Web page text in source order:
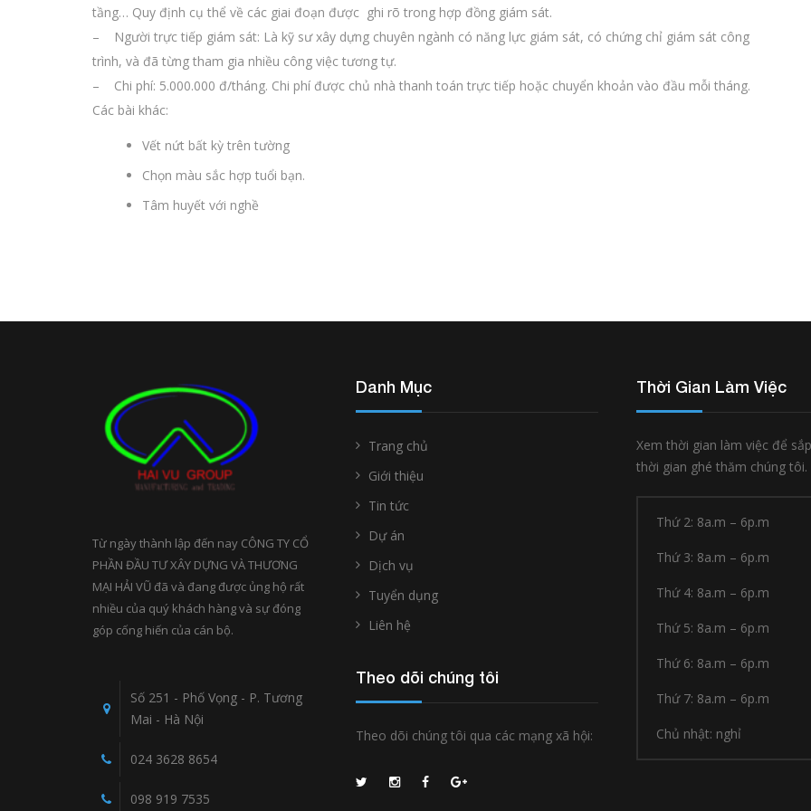
tầng… Quy định cụ thể về các giai đoạn được ghi rõ trong hợp đồng giám sát.
– Người trực tiếp giám sát: Là kỹ sư xây dựng chuyên ngành có năng lực giám sát, có chứng chỉ giám sát công
trình, và đã từng tham gia nhiều công việc tương tự.
– Chi phí: 5.000.000 đ/tháng. Chi phí được chủ nhà thanh toán trực tiếp hoặc chuyển khoản vào đầu mỗi tháng.
Các bài khác:
Vết nứt bất kỳ trên tường
Chọn màu sắc hợp tuổi bạn.
Tâm huyết với nghề
Từ ngày thành lập đến nay CÔNG TY CỔ
PHẦN ĐẦU TƯ XÂY DỰNG VÀ THƯƠNG
MẠI HẢI VŨ đã và đang được ủng hộ rất
nhiều của quý khách hàng và sự đóng
góp cống hiến của cán bộ.
Số 251 - Phố Vọng - P. Tương
Mai - Hà Nội
024 3628 8654
098 919 7535
Danh Mục
Trang chủ
Giới thiệu
Tin tức
Dự án
Dịch vụ
Tuyển dụng
Liên hệ
Theo dõi chúng tôi
Theo dõi chúng tôi qua các mạng xã hội:
Thời Gian Làm Việc
Xem thời gian làm việc để
thời gian ghé thăm chúng tôi.
Thứ 2: 8a.m – 6p.m
Thứ 3: 8a.m – 6p.m
Thứ 4: 8a.m – 6p.m
Thứ 5: 8a.m – 6p.m
Thứ 6: 8a.m – 6p.m
Thứ 7: 8a.m – 6p.m
Chủ nhật: nghỉ